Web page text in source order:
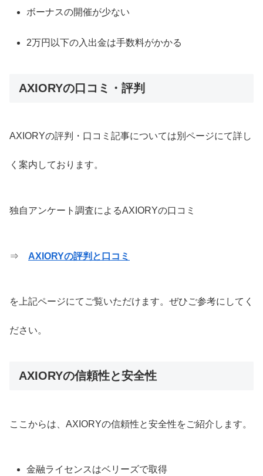
ボーナスの開催が少ない
2万円以下の入出金は手数料がかかる
AXIORYの口コミ・評判
AXIORYの評判・口コミ記事については別ページにて詳し
く案内しております。
独自アンケート調査によるAXIORYの口コミ
⇒ AXIORYの評判と口コミ
を上記ページにてご覧いただけます。ぜひご参考にしてく
ださい。
AXIORYの信頼性と安全性
ここからは、AXIORYの信頼性と安全性をご紹介します。
金融ライセンスはベリーズで取得